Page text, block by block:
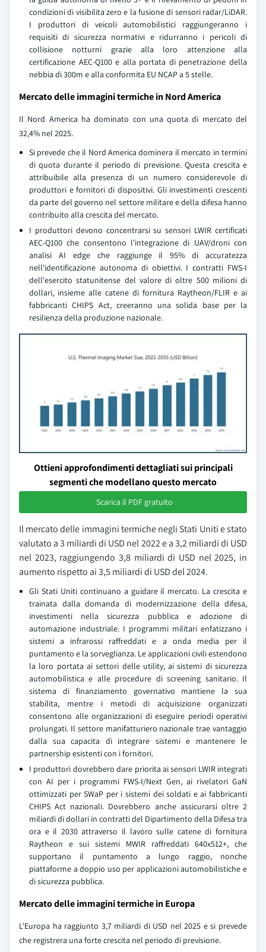
condizioni di visibilita zero e la fusione di sensori radar/LiDAR.
I produttori di veicoli automobilistici raggiungeranno i
requisiti di sicurezza normativi e ridurranno i pericoli di
collisione notturni grazie alla loro attenzione alla
certificazione AEC-Q100 e alla portata di penetrazione della
nebbia di 300m e alla conformita EU NCAP a 5 stelle.
Mercato delle immagini termiche in Nord America
Il Nord America ha dominato con una quota di mercato del
32,4% nel 2025.
Si prevede che il Nord America dominera il mercato in termini
di quota durante il periodo di previsione. Questa crescita e
attribuibile alla presenza di un numero considerevole di
produttori e fornitori di dispositivi. Gli investimenti crescenti
da parte del governo nel settore militare e della difesa hanno
contribuito alla crescita del mercato.
I produttori devono concentrarsi su sensori LWIR certificati
AEC-Q100 che consentono l'integrazione di UAV/droni con
analisi AI edge che raggiunge il 95% di accuratezza
nell'identificazione autonoma di obiettivi. I contratti FWS-I
dell'esercito statunitense del valore di oltre 500 milioni di
dollari, insieme alle catene di fornitura Raytheon/FLIR e ai
fabbricanti CHIPS Act, creeranno una solida base per la
resilienza della produzione nazionale.
Ottieni approfondimenti dettagliati sui principali
segmenti che modellano questo mercato
Scarica il PDF gratuito
Il mercato delle immagini termiche negli Stati Uniti e stato
valutato a 3 miliardi di USD nel 2022 e a 3,2 miliardi di USD
nel 2023, raggiungendo 3,8 miliardi di USD nel 2025, in
aumento rispetto ai 3,5 miliardi di USD del 2024.
Gli Stati Uniti continuano a guidare il mercato. La crescita e
trainata dalla domanda di modernizzazione della difesa,
investimenti nella sicurezza pubblica e adozione di
automazione industriale. I programmi militari enfatizzano i
sistemi a infrarossi raffreddati e a onda media per il
puntamento e la sorveglianza. Le applicazioni civili estendono
la loro portata ai settori delle utility, ai sistemi di sicurezza
automobilistica e alle procedure di screening sanitario. Il
sistema di finanziamento governativo mantiene la sua
stabilita, mentre i metodi di acquisizione organizzati
consentono alle organizzazioni di eseguire periodi operativi
prolungati. Il settore manifatturiero nazionale trae vantaggio
dalla sua capacita di integrare sistemi e mantenere le
partnership esistenti con i fornitori.
I produttori dovrebbero dare priorita ai sensori LWIR integrati
con AI per i programmi FWS-I/Next Gen, ai rivelatori GaN
ottimizzati per SWaP per i sistemi dei soldati e ai fabbricanti
CHIPS Act nazionali. Dovrebbero anche assicurarsi oltre 2
miliardi di dollari in contratti del Dipartimento della Difesa tra
ora e il 2030 attraverso il lavoro sulle catene di fornitura
Raytheon e sui sistemi MWIR raffreddati 640x512+, che
supportano il puntamento a lungo raggio, nonche
piattaforme a doppio uso per applicazioni automobilistiche e
di sicurezza pubblica.
Mercato delle immagini termiche in Europa
L'Europa ha raggiunto 3,7 miliardi di USD nel 2025 e si prevede
che registrera una forte crescita nel periodo di previsione.